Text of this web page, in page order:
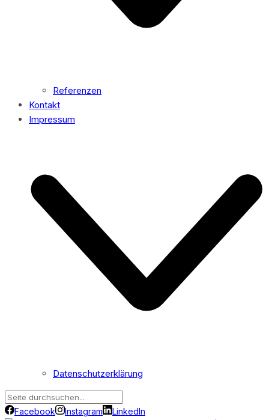
Referenzen
Kontakt
Impressum
Datenschutzerklärung
Facebook Instagram LinkedIn